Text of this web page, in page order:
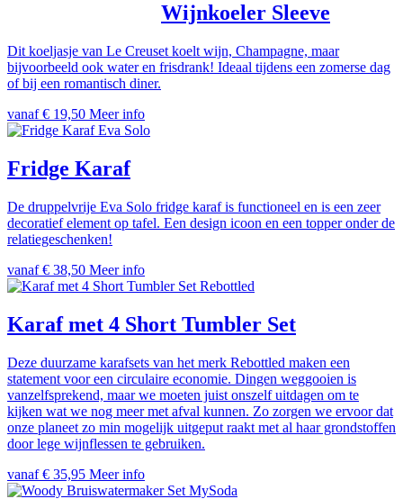
Wijnkoeler Sleeve
Dit koeljasje van Le Creuset koelt wijn, Champagne, maar
bijvoorbeeld ook water en frisdrank! Ideaal tijdens een zomerse dag
of bij een romantisch diner.
vanaf € 19,50 Meer info
Eva Solo
Fridge Karaf
De druppelvrije Eva Solo fridge karaf is functioneel en is een zeer
decoratief element op tafel. Een design icoon en een topper onder de
relatiegeschenken!
vanaf € 38,50 Meer info
Rebottled
Karaf met 4 Short Tumbler Set
Deze duurzame karafsets van het merk Rebottled maken een
statement voor een circulaire economie. Dingen weggooien is
vanzelfsprekend, maar we moeten juist onszelf uitdagen om te
kijken wat we nog meer met afval kunnen. Zo zorgen we ervoor dat
onze planeet zo min mogelijk uitgeput raakt met al haar grondstoffen
door lege wijnflessen te gebruiken.
vanaf € 35,95 Meer info
MySoda